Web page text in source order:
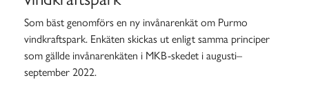
Som bäst genomförs en ny invånarenkät om Purmo
vindkraftspark. Enkäten skickas ut enligt samma principer
som gällde invånarenkäten i MKB-skedet i augusti–
september 2022.